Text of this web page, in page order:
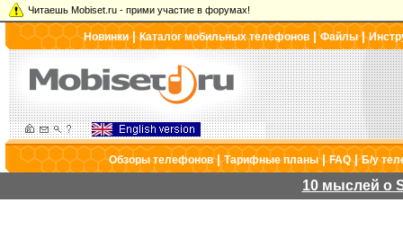
Читаешь Mobiset.ru - прими участие в форумах!
Новинки|Каталог мобильных телефонов |Файлы|
Обзоры телефонов|Тарифные планы|FAQ|Б/у
10 мыслей о